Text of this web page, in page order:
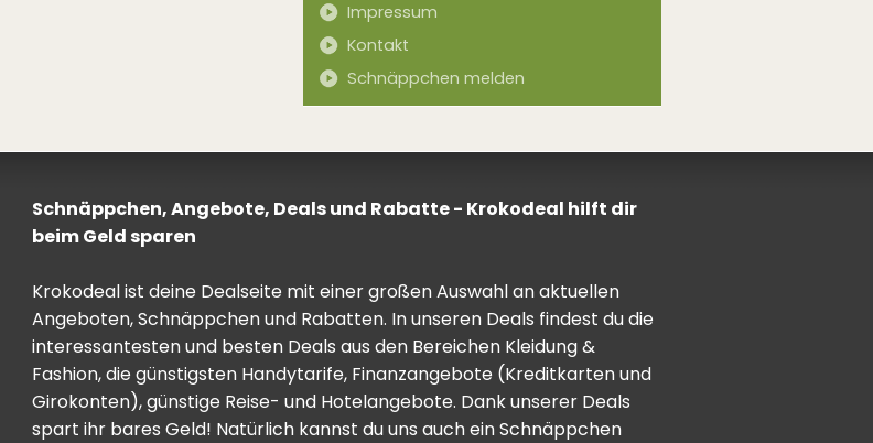
Impressum
Kontakt
Schnäppchen melden
Schnäppchen, Angebote, Deals und Rabatte - Krokodeal hilft dir
beim Geld sparen
Krokodeal ist deine Dealseite mit einer großen Auswahl an aktuellen
Angeboten, Schnäppchen und Rabatten. In unseren Deals findest du die
interessantesten und besten Deals aus den Bereichen Kleidung &
Fashion, die günstigsten Handytarife, Finanzangebote (Kreditkarten und
Girokonten), günstige Reise- und Hotelangebote. Dank unserer Deals
spart ihr bares Geld! Natürlich kannst du uns auch ein Schnäppchen